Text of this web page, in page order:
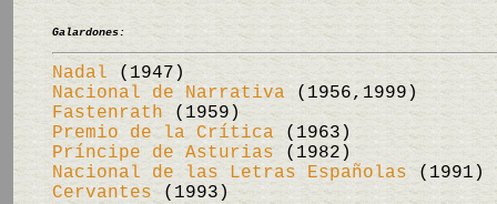
Galardones:
Nadal (1947)
Nacional de Narrativa (1956,1999)
Fastenrath (1959)
Premio de la Crítica (1963)
Príncipe de Asturias (1982)
Nacional de las Letras Españolas(1991)
Cervantes(1993)